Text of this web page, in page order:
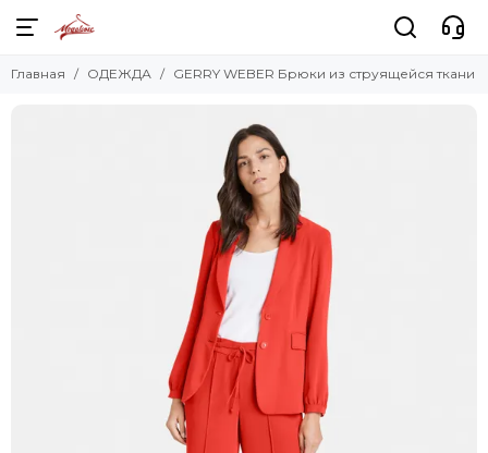
Главная ОДЕЖДА GERRY WEBER Брюки из струящейся ткани